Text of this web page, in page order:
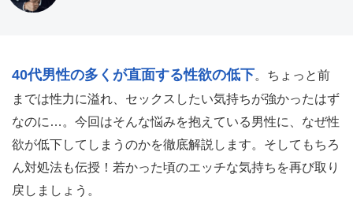
40代男性の多くが直面する性欲の低下。ちょっと前
までは性力に溢れ、セックスしたい気持ちが強かったはず
なのに…。今回はそんな悩みを抱えている男性に、なぜ性
欲が低下してしまうのかを徹底解説します。そしてもちろ
ん対処法も伝授！若かった頃のエッチな気持ちを再び取り
戻しましょう。